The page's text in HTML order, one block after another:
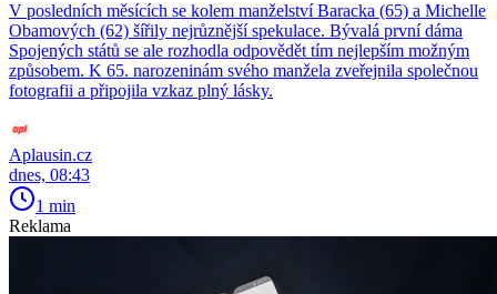
V posledních měsících se kolem manželství Baracka (65) a Michelle
Obamových (62) šířily nejrůznější spekulace. Bývalá první dáma
Spojených států se ale rozhodla odpovědět tím nejlepším možným
způsobem. K 65. narozeninám svého manžela zveřejnila společnou
fotografii a připojila vzkaz plný lásky.
Aplausin.cz
dnes, 08:43
1 min
Reklama